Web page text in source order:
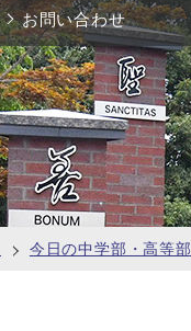
お問い合わせ
今日の中学部・高等部